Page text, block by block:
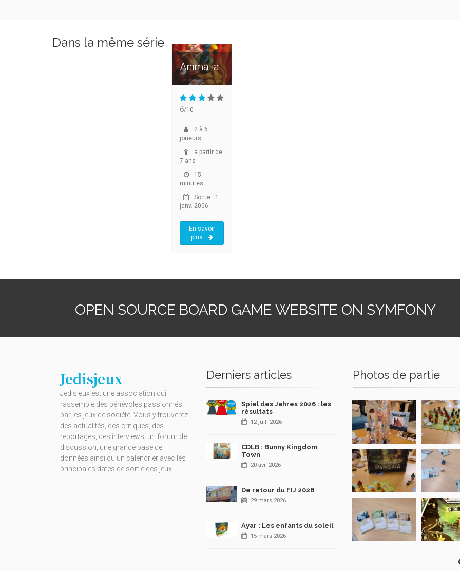
Dans la même série
Animalia
6/10
2 à 6
joueurs
à partir de
7 ans
15
minutes
Sortie : 1
janv. 2006
En savoir
plus
OPEN SOURCE BOARD GAME WEBSITE ON SYMFONY
Jedisjeux
Jedisjeux est une association qui
rassemble des bénévoles passionnés
par les jeux de société. Vous y trouverez
des actualités, des critiques, des
reportages, des interviews, un forum de
discussion, une grande base de
données ainsi qu’un calendrier avec les
principales dates de sortie des jeux.
Derniers articles
Spiel des Jahres 2026 : les
résultats
12 juil. 2026
CDLB : Bunny Kingdom
Town
20 avr. 2026
De retour du FIJ 2026
29 mars 2026
Ayar : Les enfants du soleil
15 mars 2026
Photos de partie